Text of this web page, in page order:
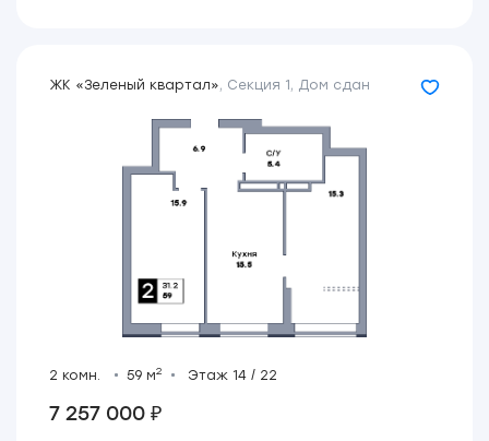
ЖК «Зеленый квартал», Секция 1, Дом сдан
2 комн. 59 м2 Этаж 14 / 22
7 257 000 ₽